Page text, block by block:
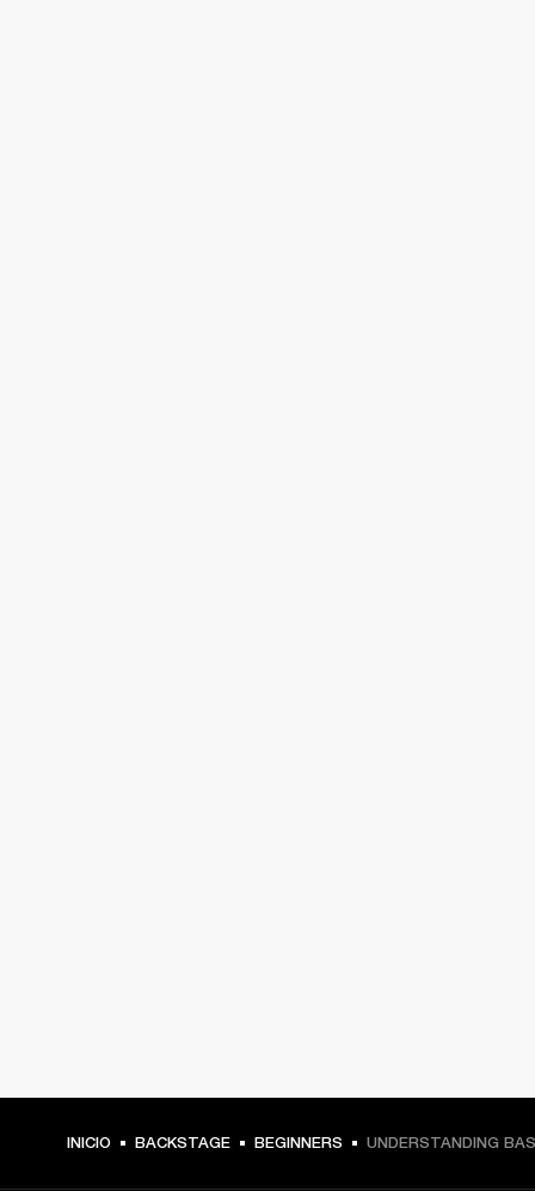
INICIO BACKSTAGE BEGINNERS UNDERSTANDING